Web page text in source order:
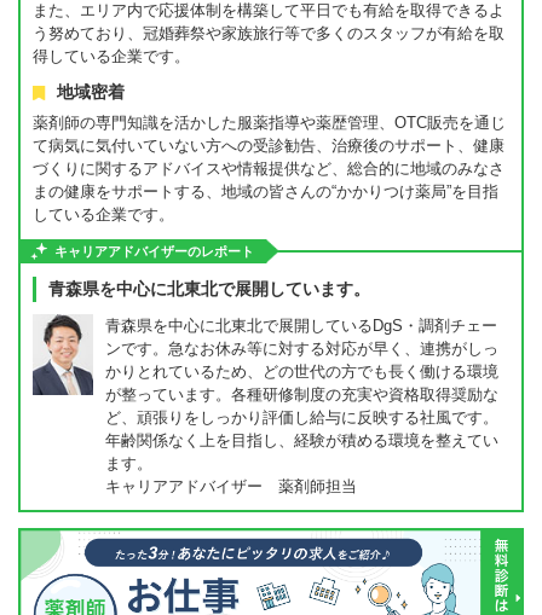
また、エリア内で応援体制を構築して平日でも有給を取得できるよ
う努めており、冠婚葬祭や家族旅行等で多くのスタッフが有給を取
得している企業です。
地域密着
薬剤師の専門知識を活かした服薬指導や薬歴管理、OTC販売を通じ
て病気に気付いていない方への受診勧告、治療後のサポート、健康
づくりに関するアドバイスや情報提供など、総合的に地域のみなさ
まの健康をサポートする、地域の皆さんの“かかりつけ薬局”を目指
している企業です。
キャリアアドバイザーのレポート
青森県を中心に北東北で展開しています。
青森県を中心に北東北で展開しているDgS・調剤チェー
ンです。急なお休み等に対する対応が早く、連携がしっ
かりとれているため、どの世代の方でも長く働ける環境
が整っています。各種研修制度の充実や資格取得奨励な
ど、頑張りをしっかり評価し給与に反映する社風です。
年齢関係なく上を目指し、経験が積める環境を整えてい
ます。
キャリアアドバイザー 薬剤師担当